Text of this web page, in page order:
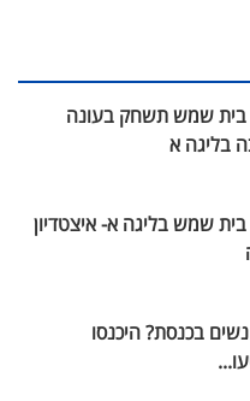
בית שמש תשחק בעונה
בליגה א
בית שמש בליגה א- איצטדיון
בכנסת? היכנסו